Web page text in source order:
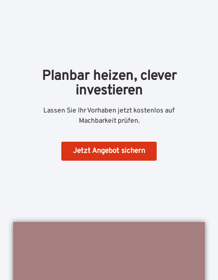
Planbar heizen, clever
investieren
Lassen Sie Ihr Vorhaben jetzt kostenlos auf
Machbarkeit prüfen.
Jetzt Angebot sichern